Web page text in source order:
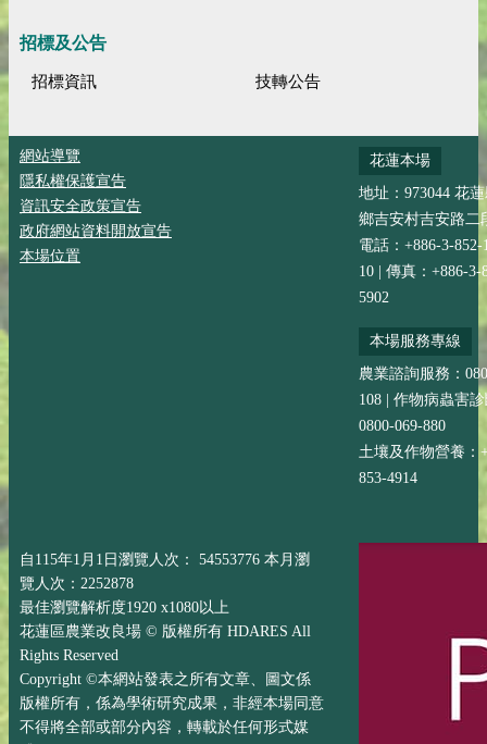
招標及公告
招標資訊 技轉公告
網站導覽
隱私權保護宣告
資訊安全政策宣告
政府網站資料開放宣告
本場位置
花蓮本場
地址：973044 花
鄉吉安村吉安路二
電話：+886-3-852-
10 | 傳真：+886-3-
5902
本場服務專線
農業諮詢服務：
108 | 作物病蟲害
0800-069-880
土壤及作物營養：
853-4914
自115年1月1日瀏覽人次： 54553776 本月瀏
覽人次：2252878
最佳瀏覽解析度1920 x1080以上
花蓮區農業改良場 © 版權所有 HDARES All
Rights Reserved
Copyright ©本網站發表之所有文章、圖文係
版權所有，係為學術研究成果，非經本場同意
不得將全部或部分內容，轉載於任何形式媒